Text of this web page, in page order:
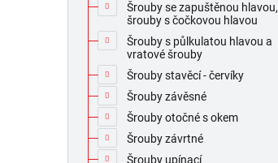
Šrouby se zapuštěnou hlavou,
šrouby s čočkovou hlavou
Šrouby s půlkulatou hlavou a
vratové šrouby
Šrouby stavěcí - červíky
Šrouby závěsné
Šrouby otočné s okem
Šrouby závrtné
Šrouby upínací